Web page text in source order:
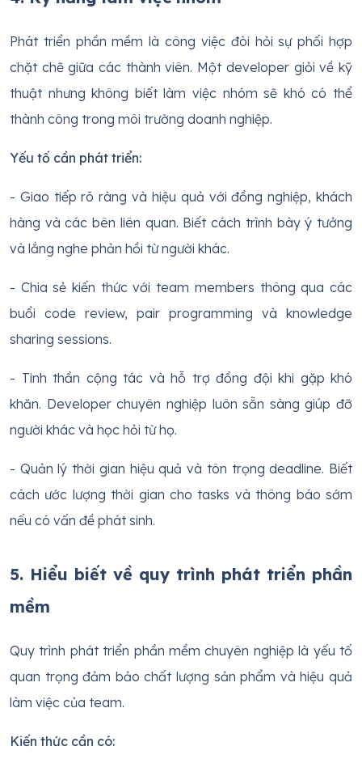
Phát triển phần mềm là công việc đòi hỏi sự phối hợp
chặt chẽ giữa các thành viên. Một developer giỏi về kỹ
thuật nhưng không biết làm việc nhóm sẽ khó có thể
thành công trong môi trường doanh nghiệp.
Yếu tố cần phát triển:
- Giao tiếp rõ ràng và hiệu quả với đồng nghiệp, khách
hàng và các bên liên quan. Biết cách trình bày ý tưởng
và lắng nghe phản hồi từ người khác.
- Chia sẻ kiến thức với team members thông qua các
buổi code review, pair programming và knowledge
sharing sessions.
- Tinh thần cộng tác và hỗ trợ đồng đội khi gặp khó
khăn. Developer chuyên nghiệp luôn sẵn sàng giúp đỡ
người khác và học hỏi từ họ.
- Quản lý thời gian hiệu quả và tôn trọng deadline. Biết
cách ước lượng thời gian cho tasks và thông báo sớm
nếu có vấn đề phát sinh.
5. Hiểu biết về quy trình phát triển phần
mềm
Quy trình phát triển phần mềm chuyên nghiệp là yếu tố
quan trọng đảm bảo chất lượng sản phẩm và hiệu quả
làm việc của team.
Kiến thức cần có: